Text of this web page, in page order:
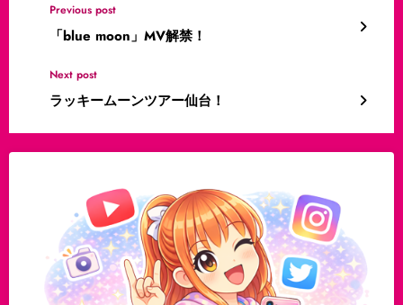
Previous post
「blue moon」MV解禁！
Next post
ラッキームーンツアー仙台！